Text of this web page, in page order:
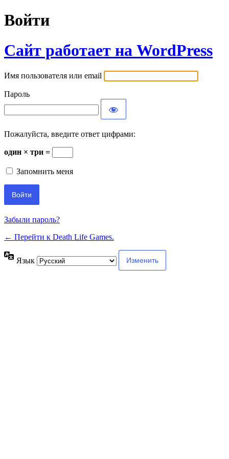
Войти
Сайт работает на WordPress
Имя пользователя или email
Пароль
Пожалуйста, введите ответ цифрами:
один × три =
Запомнить меня
Забыли пароль?
← Перейти к Death Life Games.
Язык